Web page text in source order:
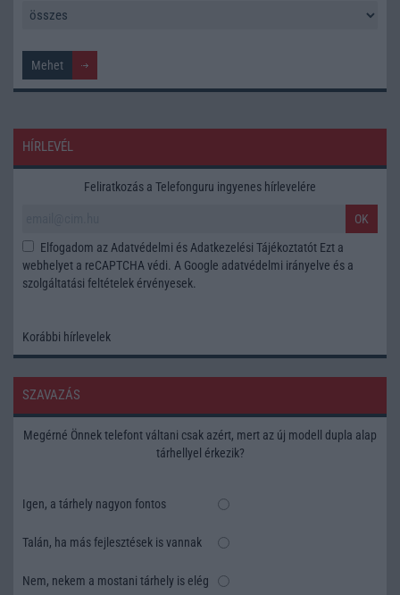
HÍRLEVÉL
Feliratkozás a Telefonguru ingyenes hírlevelére
OK
Elfogadom az Adatvédelmi és Adatkezelési Tájékoztatót Ezt a
webhelyet a reCAPTCHA védi. A Google adatvédelmi irányelve és a
szolgáltatási feltételek érvényesek.
Korábbi hírlevelek
SZAVAZÁS
Megérné Önnek telefont váltani csak azért, mert az új modell dupla alap
tárhellyel érkezik?
Igen, a tárhely nagyon fontos
Talán, ha más fejlesztések is vannak
Nem, nekem a mostani tárhely is elég